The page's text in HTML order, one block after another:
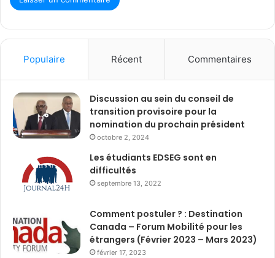
Populaire Récent Commentaires
Discussion au sein du conseil de
transition provisoire pour la
nomination du prochain président
octobre 2, 2024
Les étudiants EDSEG sont en
difficultés
septembre 13, 2022
Comment postuler ? : Destination
Canada – Forum Mobilité pour les
étrangers (Février 2023 – Mars 2023)
février 17, 2023